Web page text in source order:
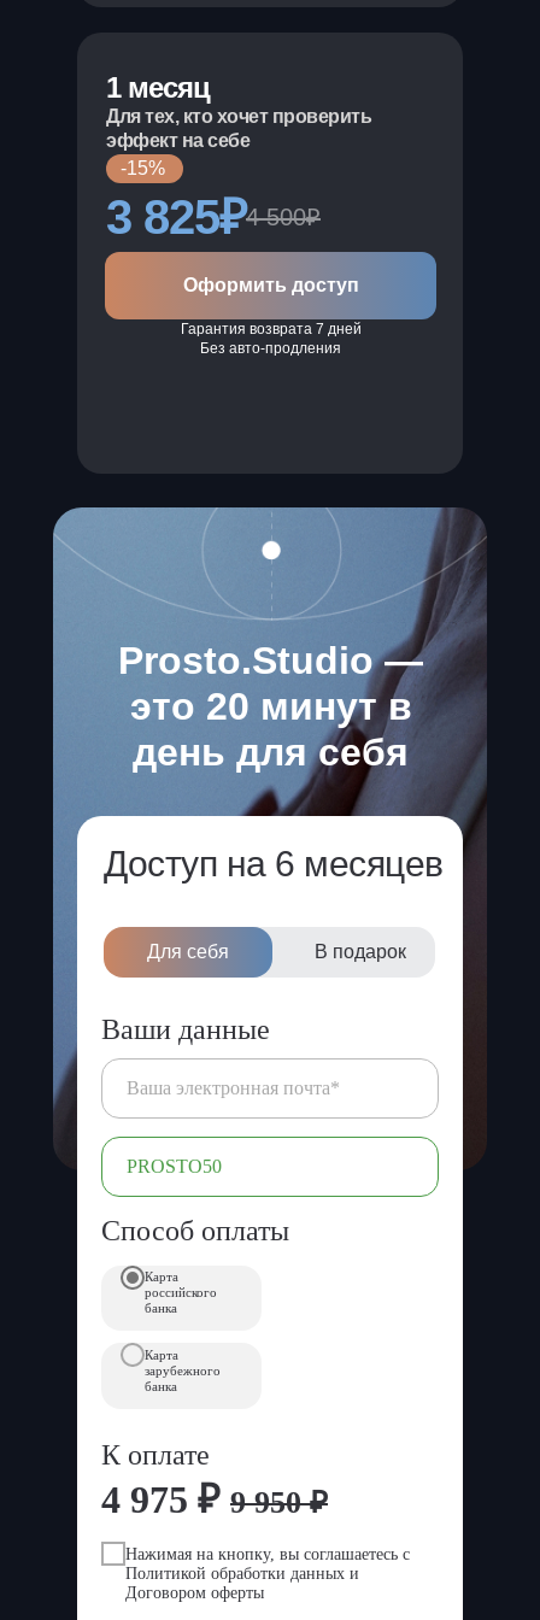
1 месяц
Для тех, кто хочет проверить
эффект на себе
-15%
3 825₽4 500₽
Оформить доступ
Гарантия возврата 7 дней
Без авто-продления
Prosto.Studio —
это 20 минут в
день для себя
Ваши данные
Способ оплаты
Карта
российского
банка
Карта
зарубежного
банка
К оплате
4 975 ₽ 9 950 ₽
Нажимая на кнопку, вы соглашаетесь с
Политикой обработки данных и
Договором оферты
Доступ на 6 месяцев
В подарок
Для себя